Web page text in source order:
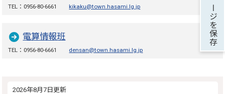
TEL：0956-80-6661 kikaku@town.hasami.lg.jp
電算情報班
TEL：0956-80-6661 densan@town.hasami.lg.jp
2026年8月7日更新
ページを保存